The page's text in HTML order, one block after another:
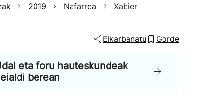
Azken berriak
2019 Nafarroa Xabier
Elkarbanatu Gorde
eta foru hauteskundeak
berean